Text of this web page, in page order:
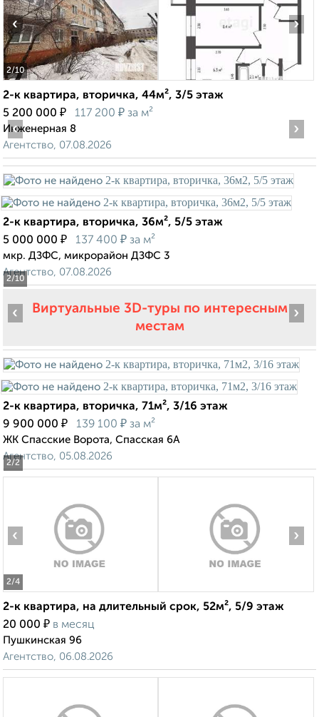
2/10
‹ ›
2-к квартира, вторичка, 44м², 3/5 этаж
5 200 000 ₽ 117 200 ₽ за м²
Инженерная 8
Агентство, 07.08.2026
2/10
‹ ›
2-к квартира, вторичка, 36м², 5/5 этаж
5 000 000 ₽ 137 400 ₽ за м²
мкр. ДЗФС, микрорайон ДЗФС 3
Агентство, 07.08.2026
Виртуальные 3D-туры по интересным
местам
2/2
‹ ›
2-к квартира, вторичка, 71м², 3/16 этаж
9 900 000 ₽ 139 100 ₽ за м²
ЖК Спасские Ворота, Спасская 6А
Агентство, 05.08.2026
2/4
‹ ›
2-к квартира, на длительный срок, 52м², 5/9 этаж
20 000 ₽ в месяц
Пушкинская 96
Агентство, 06.08.2026